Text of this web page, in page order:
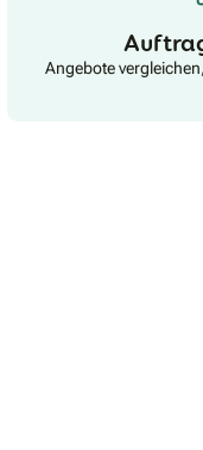
Angebote